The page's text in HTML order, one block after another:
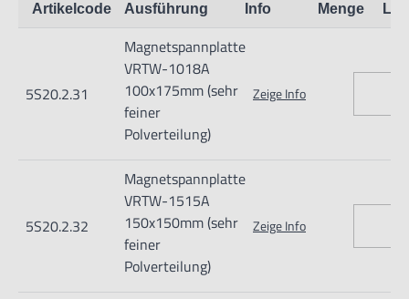
Nur für technisch versierte und mit dem Produkt vertraute
Anwender sowie Handwerker geeignet.
Nur für den vorhergesehenen Verwendungszweck geeignet.
Unsachgemäße Verwendung kann zu Schäden und
Verletzungen führen.
Importeur/Hersteller:
Hogetex/Kometex B.V., Gesinkkampstraat 1,7051 HR
Varsseveld/ Netherlands, email: Info@hogetex.com
Artikelcode Ausführung Info Menge
5S20.2.31
Magnetspannplatte
VRTW-1018A
100x175mm (sehr
feiner
Polverteilung)
Zeige Info
5S20.2.32
Magnetspannplatte
VRTW-1515A
150x150mm (sehr
feiner
Polverteilung)
Zeige Info